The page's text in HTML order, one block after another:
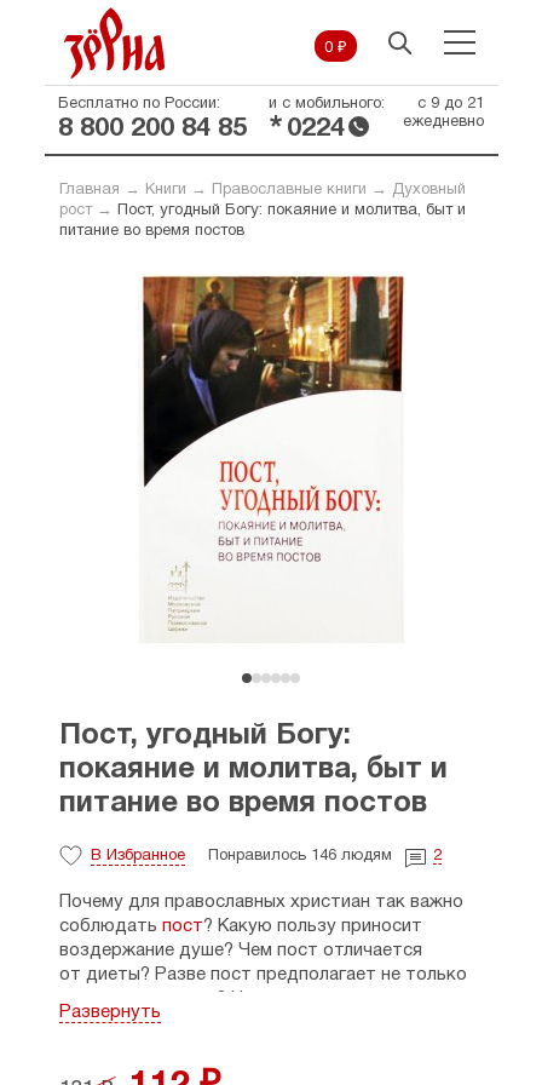
0 ₽
Бесплатно по России:
8 800 200 84 85
и с мобильного:
* 0224
с 9 до 21
ежедневно
Главная → Книги → Православные книги →
Духовный
рост→
Пост, угодный Богу: покаяние и молитва, быт и
питание во время постов
Пост, угодный Богу:
покаяние и молитва, быт и
питание во время постов
В Избранное Понравилось 146 людям 2
Почему для православных христиан так важно
соблюдать пост? Какую пользу приносит
воздержание душе? Чем пост отличается
от диеты? Разве пост предполагает не только
вопросы читатель найдет ответы в нашей книге.
Отцы Церкви, священники, православные врачи
Развернуть